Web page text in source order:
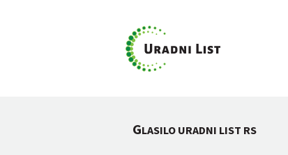
GLASILO URADNI LIST RS